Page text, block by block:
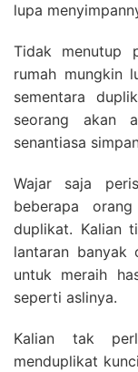
lupa
Tidak menutup
rumah mungkin
sementara
seorang akan
senantiasa
Wajar saja
beberapa
duplikat. Kalian
lantaran
untuk meraih
seperti aslinya.
Kalian tak
menduplikat